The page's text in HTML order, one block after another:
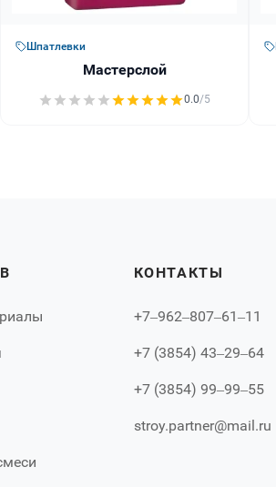
Шпатлевки
Мастерслой
0.0/5
КОНТАКТЫ
+7‒962‒807‒61‒11
+7 (3854) 43‒29‒64
+7 (3854) 99‒99‒55
stroy.partner@mail.ru